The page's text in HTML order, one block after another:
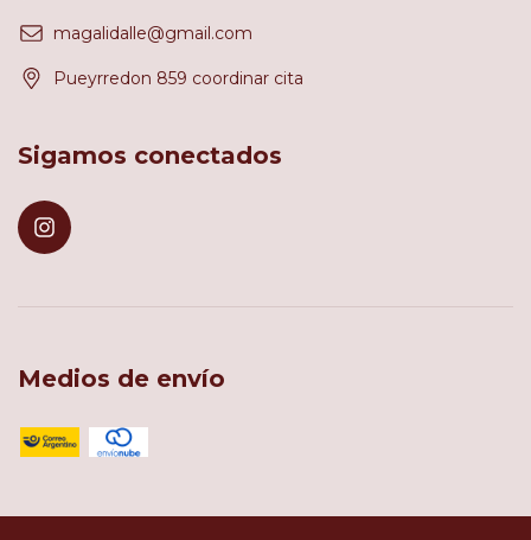
magalidalle@gmail.com
Pueyrredon 859 coordinar cita
Sigamos conectados
Medios de envío